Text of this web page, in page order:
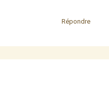
Répondre